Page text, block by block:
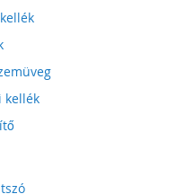
kellék